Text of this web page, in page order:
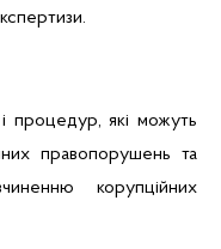
.
процедур, які можуть
правопорушень та
корупційних